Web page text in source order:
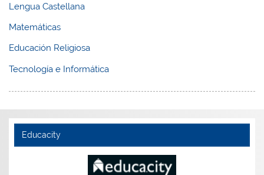
Lengua Castellana
Matemáticas
Educación Religiosa
Tecnología e Informática
Educacity